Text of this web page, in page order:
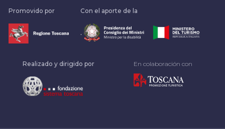
Promovido por Con el aporte de la
.
Realizado y dirigido por En colaboración con